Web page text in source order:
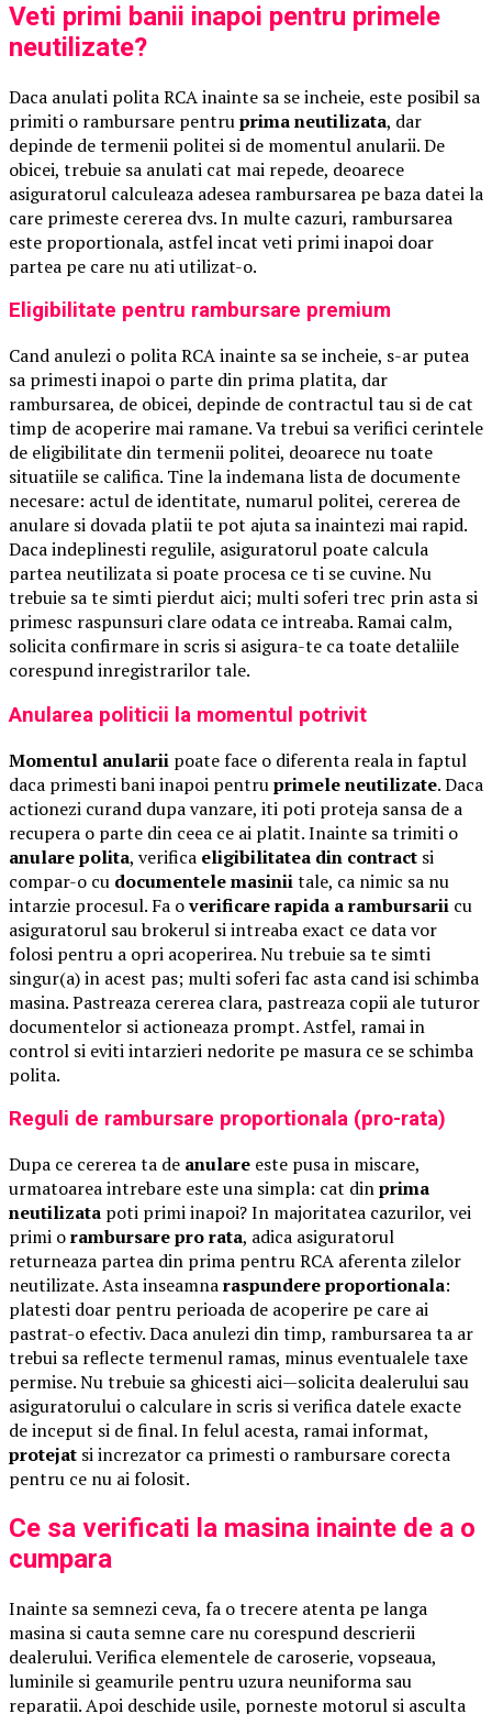
Veti primi banii inapoi pentru primele
neutilizate?
Daca anulati polita RCA inainte sa se incheie, este posibil sa
primiti o rambursare pentruprima neutilizata, dar
depinde de termenii politei si de momentul anularii. De
obicei, trebuie sa anulati cat mai repede, deoarece
asiguratorul calculeaza adesea rambursarea pe baza datei la
care primeste cererea dvs. In multe cazuri, rambursarea
este proportionala, astfel incat veti primi inapoi doar
partea pe care nu ati utilizat-o.
Eligibilitate pentru rambursare premium
Cand anulezi o polita RCA inainte sa se incheie, s-ar putea
sa primesti inapoi o parte din prima platita, dar
rambursarea, de obicei, depinde de contractul tau si de cat
timp de acoperire mai ramane. Va trebui sa verifici cerintele
de eligibilitate din termenii politei, deoarece nu toate
situatiile se califica. Tine la indemana lista de documente
necesare: actul de identitate, numarul politei, cererea de
anulare si dovada platii te pot ajuta sa inaintezi mai rapid.
Daca indeplinesti regulile, asiguratorul poate calcula
partea neutilizata si poate procesa ce ti se cuvine. Nu
trebuie sa te simti pierdut aici; multi soferi trec prin asta si
primesc raspunsuri clare odata ce intreaba. Ramai calm,
solicita confirmare in scris si asigura-te ca toate detaliile
corespund inregistrarilor tale.
Anularea politicii la momentul potrivit
Momentul anularii poate face o diferenta reala in faptul
daca primesti bani inapoi pentruprimele neutilizate. Daca
actionezi curand dupa vanzare, iti poti proteja sansa de a
recupera o parte din ceea ce ai platit. Inainte sa trimiti o
anulare polita, verifica eligibilitatea din contract si
compar-o cu documentele masiniitale, ca nimic sa nu
intarzie procesul. Fa overificare rapida a rambursarii cu
asiguratorul sau brokerul si intreaba exact ce data vor
folosi pentru a opri acoperirea. Nu trebuie sa te simti
singur(a) in acest pas; multi soferi fac asta cand isi schimba
masina. Pastreaza cererea clara, pastreaza copii ale tuturor
documentelor si actioneaza prompt. Astfel, ramai in
control si eviti intarzieri nedorite pe masura ce se schimba
polita.
Reguli de rambursare proportionala (pro-rata)
Dupa ce cererea ta de anulare este pusa in miscare,
urmatoarea intrebare este una simpla: cat dinprima
neutilizata poti primi inapoi? In majoritatea cazurilor, vei
primi orambursare pro rata, adica asiguratorul
returneaza partea din prima pentru RCA aferenta zilelor
neutilizate. Asta inseamnaraspundere proportionala:
platesti doar pentru perioada de acoperire pe care ai
pastrat-o efectiv. Daca anulezi din timp, rambursarea ta ar
trebui sa reflecte termenul ramas, minus eventualele taxe
permise. Nu trebuie sa ghicesti aici—solicita dealerului sau
asiguratorului o calculare in scris si verifica datele exacte
de inceput si de final. In felul acesta, ramai informat,
protejat si increzator ca primesti o rambursare corecta
pentru ce nu ai folosit.
Ce sa verificati la masina inainte de a o
cumpara
Inainte sa semnezi ceva, fa o trecere atenta pe langa
masina si cauta semne care nu corespund descrierii
dealerului. Verifica elementele de caroserie, vopseaua,
luminile si geamurile pentru uzura neuniforma sau
reparatii. Apoi deschide usile, porneste motorul si asculta